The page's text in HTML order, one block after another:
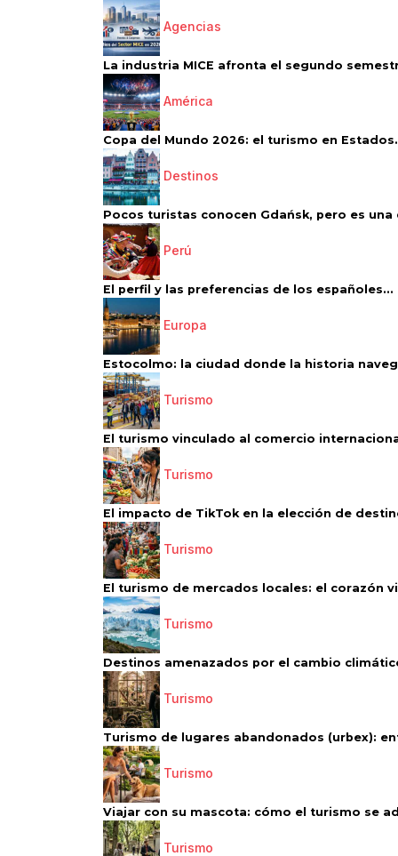
Agencias
La industria MICE afronta el segundo
América
Copa del Mundo 2026: el turismo en
Destinos
Pocos turistas conocen Gdańsk, pero es una
Perú
El perfil y las preferencias de los españoles...
Europa
Estocolmo: la ciudad donde la historia
Turismo
El turismo vinculado al comercio
Turismo
El impacto de TikTok en la elección de
Turismo
El turismo de mercados locales: el corazón
Turismo
Destinos amenazados por el cambio
Turismo
Turismo de lugares abandonados (urbex):
Turismo
Viajar con su mascota: cómo el turismo se
Turismo